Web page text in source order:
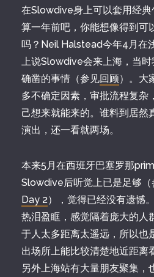
在Slowdive身上可以套用经
算一年前吧，你能想像得到
吗？Neil Halstead今年4月在
上说Slowdive会来上海，当
确凿的事情（参见回顾）。大
多不确定因素，审批流程复
己想来就能来的。谁料到居
演出，还一看就两场。
本来5月在西班牙巴塞罗那
Slowdive后听觉上已是足够（
Day 2），觉得已经没有遗憾
热泪盈眶，感觉隔着庞大的人
于人太多距离太遥远，所以也
出场所上能比较清楚地近距离
另外上海站有大量朋友聚集，